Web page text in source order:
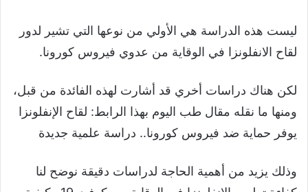
ليست هذه الدراسة هي الأولي من نوعها التي تشير لدور
لقاح الانفلونزا في الوقاية من عدوي فيروس كورونا.
لكن هناك دراسات أخري قد أشارت لهذه الفائدة من قبل،
ومنها ما نقله مقال طب اليوم بهذا الرابط: لقاح الإنفلونزا
يوفر حماية ضد فيروس كورونا.. دراسة علمية جديدة
وذلك يزيد من أهمية الحاجة لدراسات دقيقة نوضح لنا